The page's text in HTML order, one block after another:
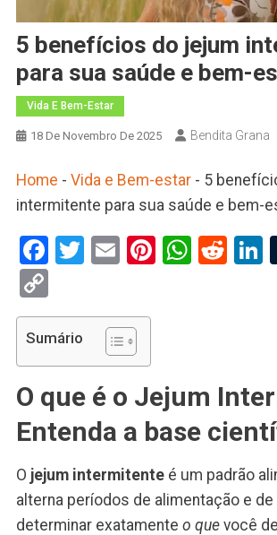
5 benefícios do jejum intermitente
para sua saúde e bem-
Vida E Bem-Estar
18 De Novembro De 2025 Bendita Grana
Home - Vida e Bem-estar- 5
intermitente para sua saúde e bem-
Facebook
Twitter
EmailPinterest
Copy
Link
Sumário
O que é o Jejum
Entenda a base
O jejum intermitenteé um padrão
alterna períodos de alimentação e
determinar exatamente o quevocê